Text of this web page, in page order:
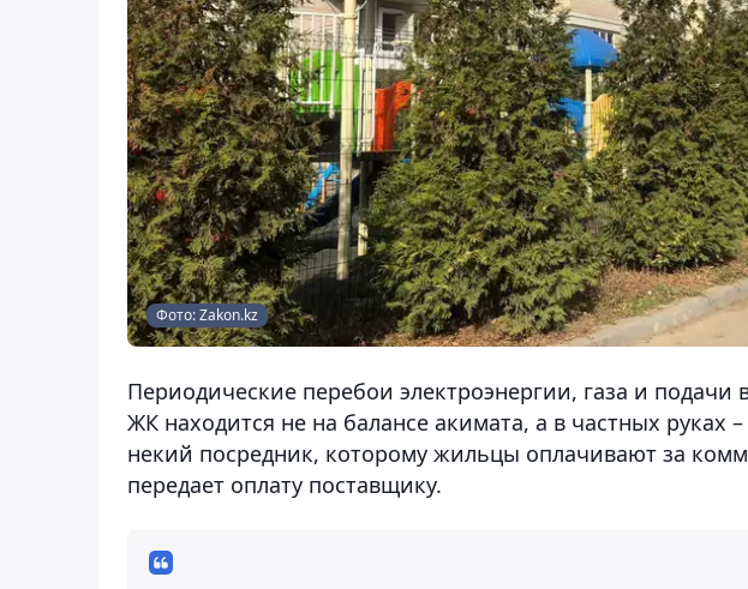
Фото: Zakon.kz
Периодические перебои электроэнергии, газа и подачи
ЖК находится не на балансе акимата, а в частных руках
некий посредник, которому жильцы оплачивают за
передает оплату поставщику.